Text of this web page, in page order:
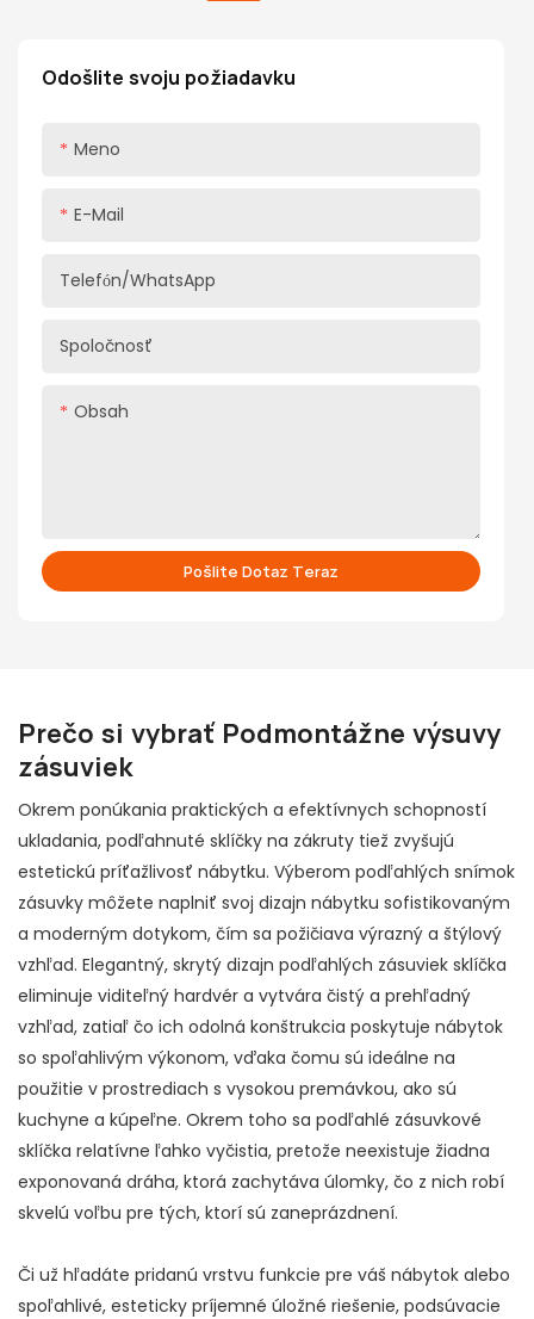
Odošlite svoju požiadavku
Meno
E-Mail
Telefón/WhatsApp
Spoločnosť
Obsah
Pošlite Dotaz Teraz
zlepšenie ich domáceho úložného priestoru.
Prečo si vybraťPodmontážne výsuvy
zásuviek
Okrem ponúkania praktických a efektívnych schopností
ukladania, podľahnuté sklíčky na zákruty tiež zvyšujú
estetickú príťažlivosť nábytku. Výberom podľahlých snímok
zásuvky môžete naplniť svoj dizajn nábytku sofistikovaným
a moderným dotykom, čím sa požičiava výrazný a štýlový
vzhľad. Elegantný, skrytý dizajn podľahlých zásuviek sklíčka
eliminuje viditeľný hardvér a vytvára čistý a prehľadný
vzhľad, zatiaľ čo ich odolná konštrukcia poskytuje nábytok
so spoľahlivým výkonom, vďaka čomu sú ideálne na
použitie v prostrediach s vysokou premávkou, ako sú
kuchyne a kúpeľne. Okrem toho sa podľahlé zásuvkové
sklíčka relatívne ľahko vyčistia, pretože neexistuje žiadna
exponovaná dráha, ktorá zachytáva úlomky, čo z nich robí
skvelú voľbu pre tých, ktorí sú zaneprázdnení.
Či už hľadáte pridanú vrstvu funkcie pre váš nábytok alebo
spoľahlivé, esteticky príjemné úložné riešenie, podsúvacie